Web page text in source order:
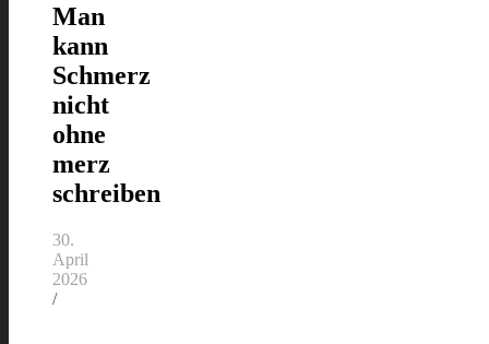
Man
kann
Schmerz
nicht
ohne
merz
schreiben
30.
April
2026
/